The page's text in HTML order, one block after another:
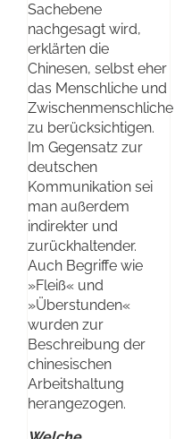
Sachebene
nachgesagt wird,
erklärten die
Chinesen, selbst eher
das Menschliche und
Zwischenmenschliche
zu berücksichtigen.
Im Gegensatz zur
deutschen
Kommunikation sei
man außerdem
indirekter und
zurückhaltender.
Auch Begriffe wie
»Fleiß« und
»Überstunden«
wurden zur
Beschreibung der
chinesischen
Arbeitshaltung
herangezogen.